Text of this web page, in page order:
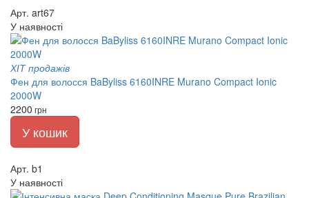
Арт. art67
У наявності
ХІТ продажів
Фен для волосся BaByliss 6160INRE Murano Compact Ionic
2000W
2200 грн
У кошик
Арт. b1
У наявності